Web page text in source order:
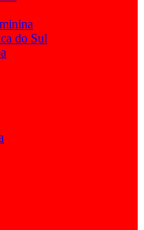
do Sul